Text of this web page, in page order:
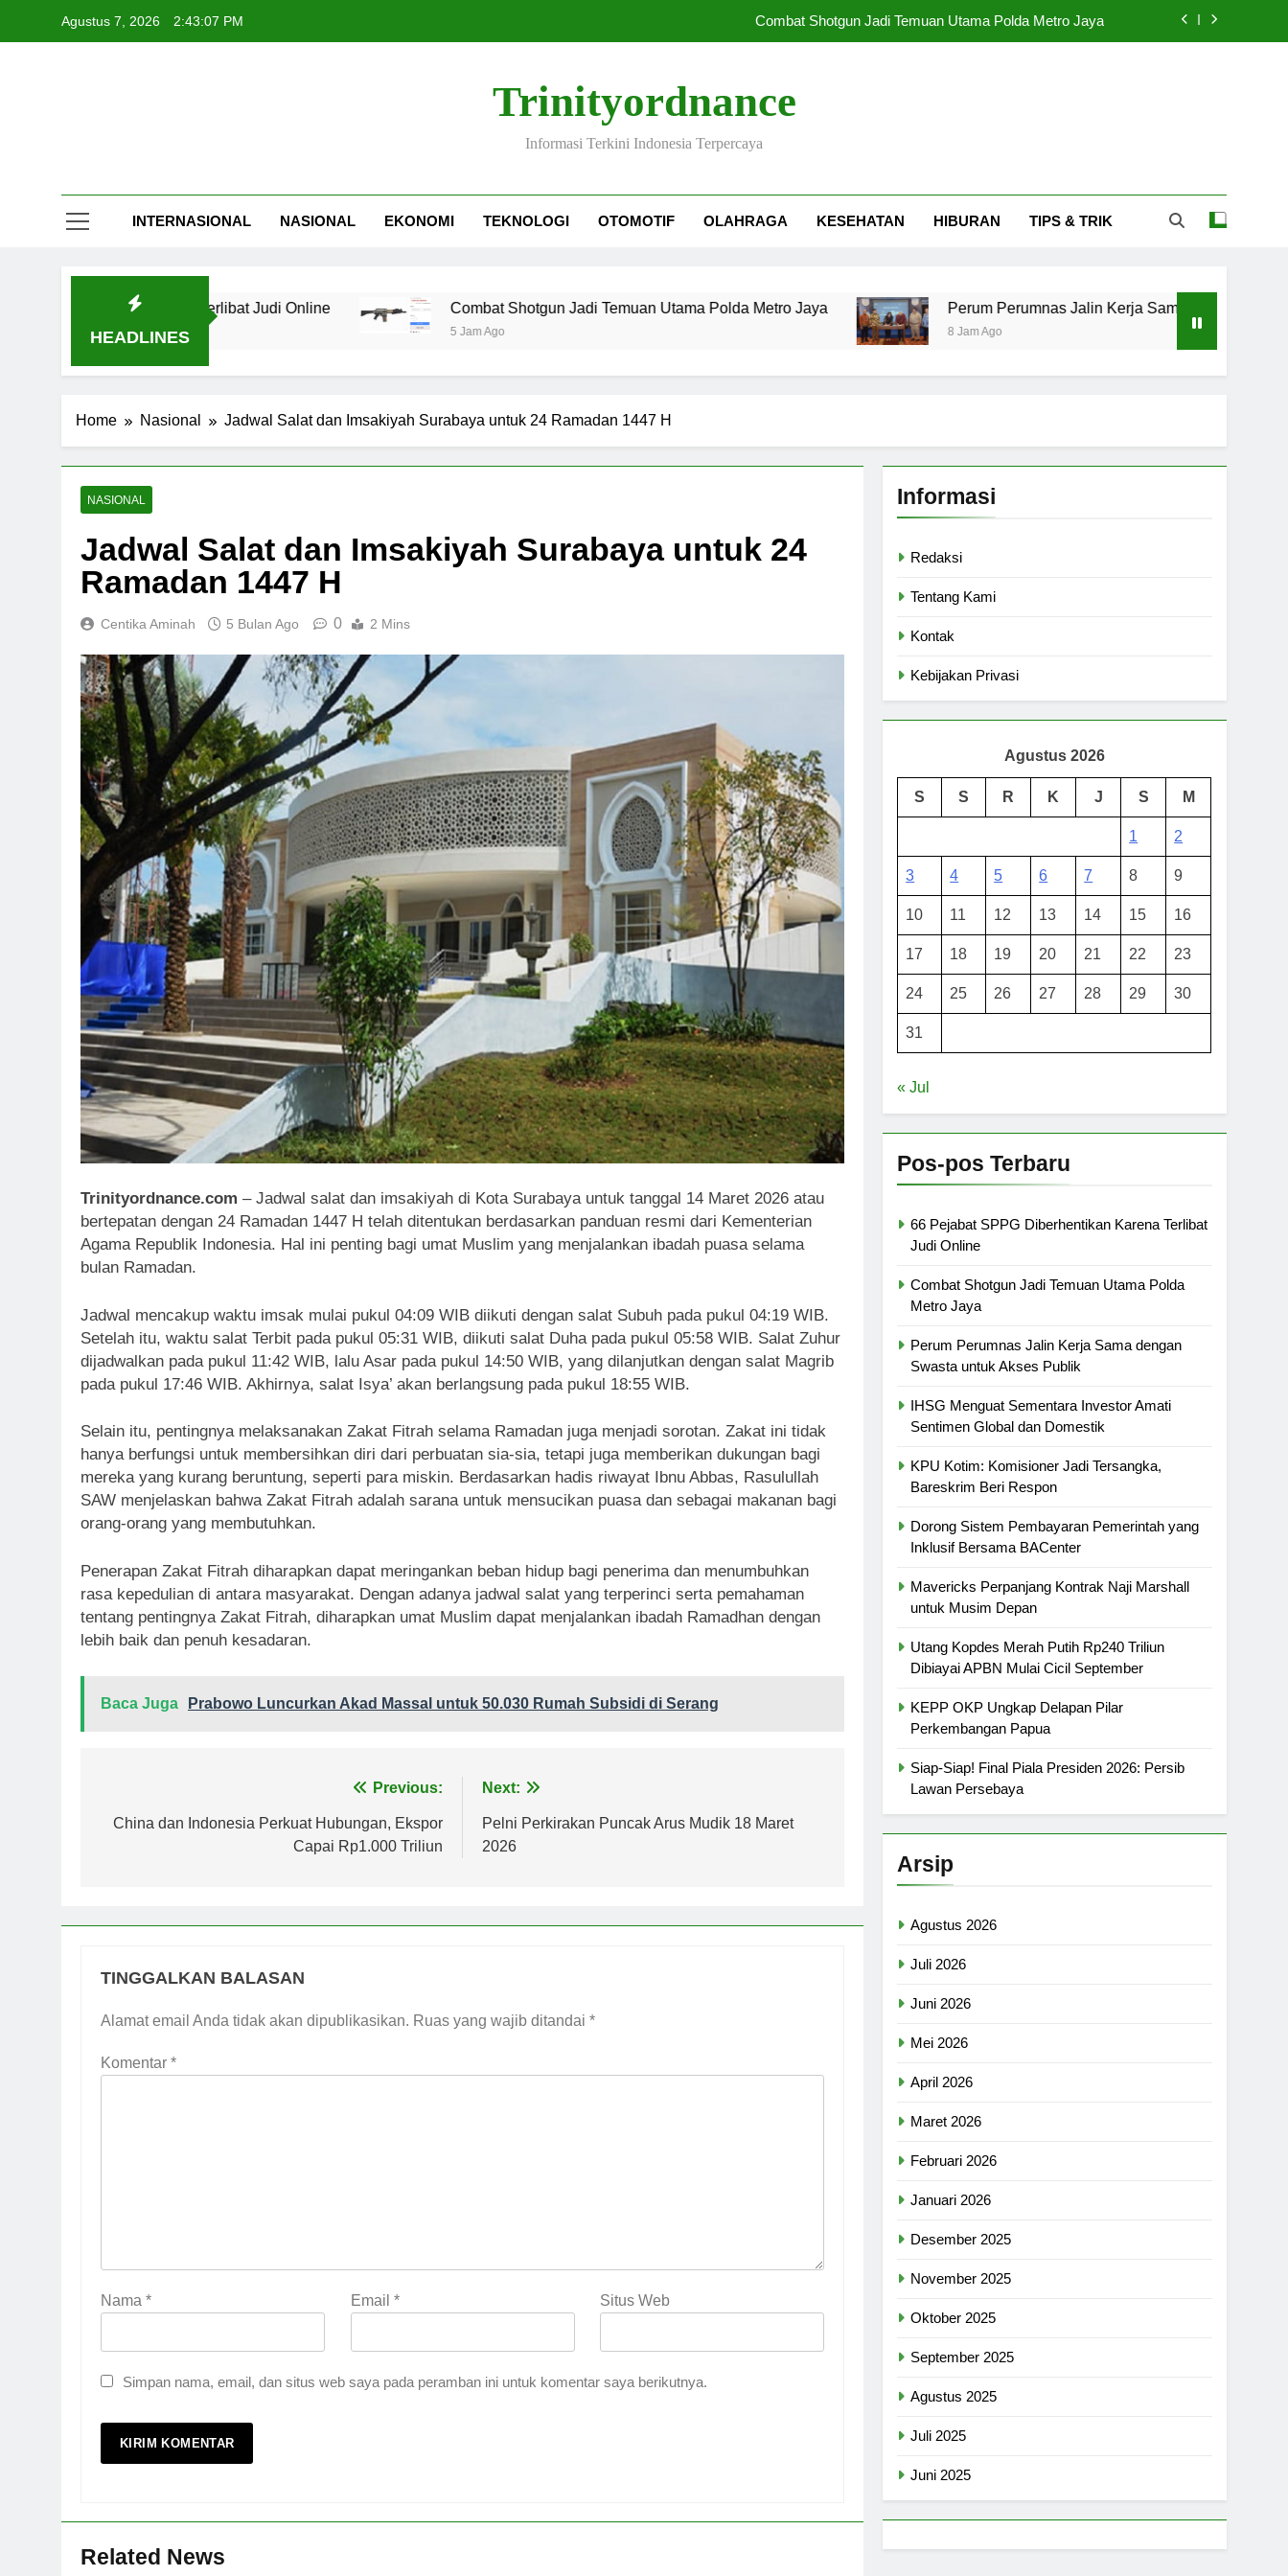
Agustus 7, 2026 2:43:08 PM Combat Shotgun Jadi Temuan Utama Polda Metro Jaya
IHSG Menguat Sementara Investor Amati Sentimen Global dan Domestik
66 Pejabat SPPG Diberhentikan Karena Terlibat Judi Online
Trinityordnance
Informasi Terkini Indonesia Terpercaya
INTERNASIONAL NASIONAL EKONOMI TEKNOLOGI OTOMOTIF OLAHRAGA KESEHATAN HIBURAN TIPS & TRIK
HEADLINES
Karena Terlibat Judi Online Combat Shotgun Jadi Temuan Utama Polda Metro Jaya
5 Jam Ago
Perum Perumnas Jalin Kerja Sama dengan Swasta untuk
8 Jam Ago
Home Nasional Jadwal Salat dan Imsakiyah Surabaya untuk 24 Ramadan 1447 H
NASIONAL
Jadwal Salat dan Imsakiyah Surabaya untuk 24
Ramadan 1447 H
Centika Aminah 5 Bulan Ago 0 2 Mins
Trinityordnance.com – Jadwal salat dan imsakiyah di Kota Surabaya untuk tanggal 14 Maret 2026 atau
bertepatan dengan 24 Ramadan 1447 H telah ditentukan berdasarkan panduan resmi dari Kementerian
Agama Republik Indonesia. Hal ini penting bagi umat Muslim yang menjalankan ibadah puasa selama
bulan Ramadan.
Jadwal mencakup waktu imsak mulai pukul 04:09 WIB diikuti dengan salat Subuh pada pukul 04:19 WIB.
Setelah itu, waktu salat Terbit pada pukul 05:31 WIB, diikuti salat Duha pada pukul 05:58 WIB. Salat Zuhur
dijadwalkan pada pukul 11:42 WIB, lalu Asar pada pukul 14:50 WIB, yang dilanjutkan dengan salat Magrib
pada pukul 17:46 WIB. Akhirnya, salat Isya’ akan berlangsung pada pukul 18:55 WIB.
Selain itu, pentingnya melaksanakan Zakat Fitrah selama Ramadan juga menjadi sorotan. Zakat ini tidak
hanya berfungsi untuk membersihkan diri dari perbuatan sia-sia, tetapi juga memberikan dukungan bagi
mereka yang kurang beruntung, seperti para miskin. Berdasarkan hadis riwayat Ibnu Abbas, Rasulullah
SAW menjelaskan bahwa Zakat Fitrah adalah sarana untuk mensucikan puasa dan sebagai makanan bagi
orang-orang yang membutuhkan.
Penerapan Zakat Fitrah diharapkan dapat meringankan beban hidup bagi penerima dan menumbuhkan
rasa kepedulian di antara masyarakat. Dengan adanya jadwal salat yang terperinci serta pemahaman
tentang pentingnya Zakat Fitrah, diharapkan umat Muslim dapat menjalankan ibadah Ramadhan dengan
lebih baik dan penuh kesadaran.
Baca Juga Prabowo Luncurkan Akad Massal untuk 50.030 Rumah Subsidi di Serang
pos
Previous:
China dan Indonesia Perkuat Hubungan, Ekspor
Capai Rp1.000 Triliun
Next:
Pelni Perkirakan Puncak Arus Mudik 18 Maret
2026
TINGGALKAN BALASAN
Alamat email Anda tidak akan dipublikasikan. Ruas yang wajib ditandai *
Komentar *
Nama * Email * Situs Web
Simpan nama, email, dan situs web saya pada peramban ini untuk komentar saya berikutnya.
Related News
Informasi
Redaksi
Tentang Kami
Kontak
Kebijakan Privasi
Agustus 2026
S S R K J S M
1 2
3 4 5 6 7 8 9
10 11 12 13 14 15 16
17 18 19 20 21 22 23
24 25 26 27 28 29 30
31
« Jul
Pos-pos Terbaru
66 Pejabat SPPG Diberhentikan Karena Terlibat
Judi Online
Combat Shotgun Jadi Temuan Utama Polda
Metro Jaya
Perum Perumnas Jalin Kerja Sama dengan
Swasta untuk Akses Publik
IHSG Menguat Sementara Investor Amati
Sentimen Global dan Domestik
KPU Kotim: Komisioner Jadi Tersangka,
Bareskrim Beri Respon
Dorong Sistem Pembayaran Pemerintah yang
Inklusif Bersama BACenter
Mavericks Perpanjang Kontrak Naji Marshall
untuk Musim Depan
Utang Kopdes Merah Putih Rp240 Triliun
Dibiayai APBN Mulai Cicil September
KEPP OKP Ungkap Delapan Pilar
Perkembangan Papua
Siap-Siap! Final Piala Presiden 2026: Persib
Lawan Persebaya
Arsip
Agustus 2026
Juli 2026
Juni 2026
Mei 2026
April 2026
Maret 2026
Februari 2026
Januari 2026
Desember 2025
November 2025
Oktober 2025
September 2025
Agustus 2025
Juli 2025
Juni 2025